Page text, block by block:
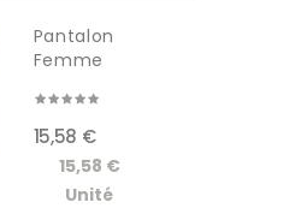
Pantalon
Femme
15,58 €
15,58 €
Unité